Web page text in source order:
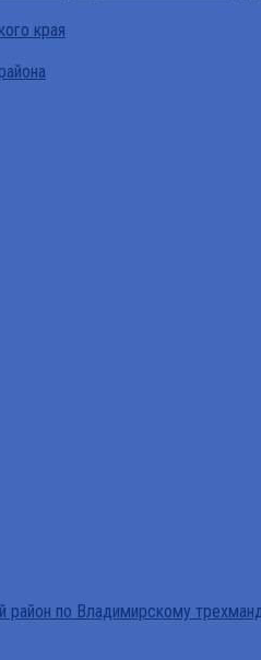
края
по Владимирскому